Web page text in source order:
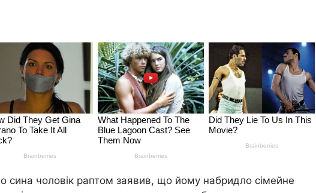
сина чоловік раптом заявив, що йому набридло сімейне